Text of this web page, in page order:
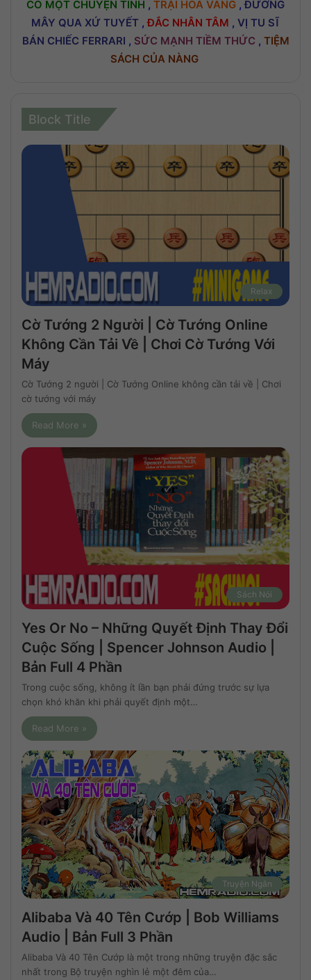
CÓ MỘT CHUYỆN TÌNH , TRẠI HOA VÀNG ,ĐƯỜNG
MÂY QUA XỨ TUYẾT ,ĐẮC NHÂN TÂM , VỊ TU SĨ
BÁN CHIẾC FERRARI , SỨC MẠNH TIỀM THỨC , TIỆM
SÁCH CỦA NÀNG
Block Title
Relax
Cờ Tướng 2 Người | Cờ Tướng Online
Không Cần Tải Về | Chơi Cờ Tướng Với
Máy
Cờ Tướng 2 người | Cờ Tướng Online không cần tải về | Chơi
cờ tướng với máy
Read More »
Sách Nói
Yes Or No – Những Quyết Định Thay Đổi
Cuộc Sống | Spencer Johnson Audio |
Bản Full 4 Phần
Trong cuộc sống, không ít lần bạn phải đứng trước sự lựa
chọn khó khăn khi phải quyết định một…
Read More »
Truyện Ngắn
Alibaba Và 40 Tên Cướp | Bob Williams
Audio | Bản Full 3 Phần
Alibaba Và 40 Tên Cướp là một trong những truyện đặc sắc
nhất trong Bộ truyện nghìn lẻ một đêm của…